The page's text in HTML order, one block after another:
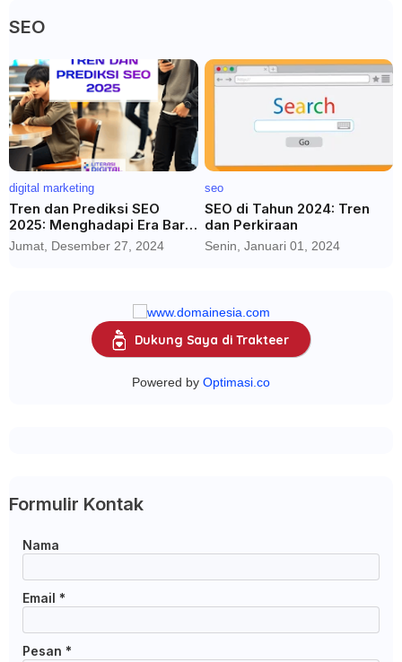
SEO
digital marketing
Tren dan Prediksi SEO
2025: Menghadapi Era Baru
dengan AI dan Media Sosial
Jumat, Desember 27, 2024
seo
SEO di Tahun 2024: Tren
dan Perkiraan
Senin, Januari 01, 2024
Dukung Saya di Trakteer
Powered by Optimasi.co
Formulir Kontak
Nama
Email *
Pesan *